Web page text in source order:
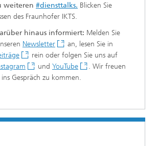
weiteren #diensttalks. Blicken Sie
des Fraunhofer IKTS.
hinaus informiert: Melden Sie
Newsletter
an, lesen Sie in
rein oder folgen Sie uns auf
und YouTube
. Wir freuen
Gespräch zu kommen.